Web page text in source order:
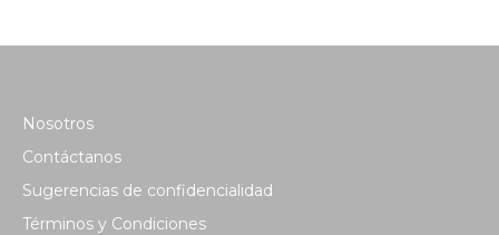
Nosotros
Contáctanos
Sugerencias de confidencialidad
Términos y Condiciones